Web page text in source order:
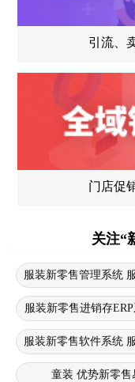
引流、
门店促
关注“
服装新零售管理系统
服装新零售进销存
服装新零售软件系统
童装 优势新零售